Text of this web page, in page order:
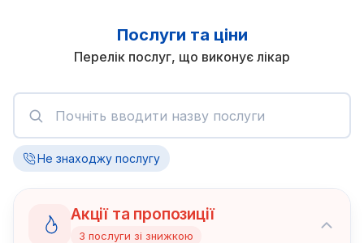
Послуги та ціни
Перелік послуг, що виконує лікар
Не знаходжу послугу
Акції та пропозиції
3 послуги зі знижкою